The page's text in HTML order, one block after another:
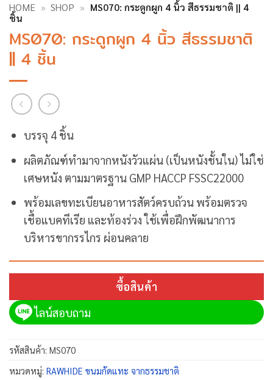
HOME » SHOP » MS070: กระดูกผูก 4 นิ้ว สีธรรมชาติ || 4
ชิ้น
MS070: กระดูกผูก 4 นิ้ว สีธรรมชาติ
|| 4 ชิ้น
บรรจุ 4 ชิ้น
ผลิตภัณฑ์ทำมาจากหนังวัวแผ่น(เป็นหนังชั้นใน)ไม่ใช่
เศษหนัง ตามมาตรฐานGMP HACCP FSSC22000
พร้อมเลขทะเบียนอาหารสัตว์ครบถ้วน พร้อมตรวจ
เชื้อแบคทีเรีย และท้องร่วง ใช้เพื่อฝึกพัฒนาการ
บริหารขากรรไกร ผ่อนคลาย
ซื้อสินค้า
ไลน์สอบถาม
รหัสสินค้า: MS070
หมวดหมู่: RAWHIDE ขนมกัดแทะ จากธรรมชาติ